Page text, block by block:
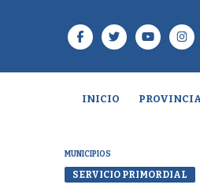
INICIO
MUNICIPIOS
SERVICIO PRIMORDIAL